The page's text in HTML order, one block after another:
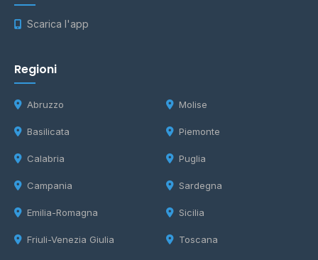
Scarica l'app
Regioni
Abruzzo
Basilicata
Calabria
Campania
Emilia-Romagna
Friuli-Venezia Giulia
Molise
Piemonte
Puglia
Sardegna
Sicilia
Toscana